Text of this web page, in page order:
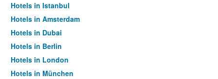
Hotels in Istanbul
Hotels in Amsterdam
Hotels in Dubai
Hotels in Berlin
Hotels in London
Hotels in München